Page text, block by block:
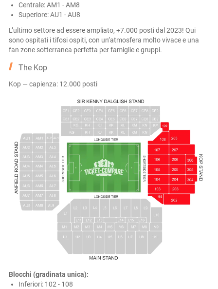
Centrale: AM1 - AM8
Superiore: AU1 - AU8
L’ultimo settore ad essere ampliato, +7.000 posti dal 2023! Qui
sono ospitati i tifosi ospiti, con un’atmosfera molto vivace e una
fan zone sotterranea perfetta per famiglie e gruppi.
The Kop
Kop — capienza: 12.000 posti
Blocchi (gradinata unica):
Inferiori: 102 - 108